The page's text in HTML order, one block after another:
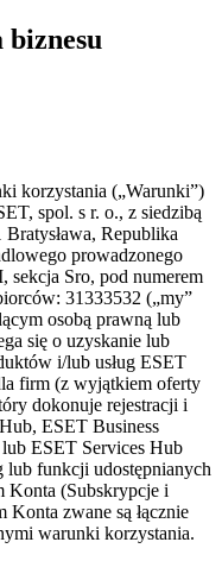
korzystania („Warunki”)
spol. s r. o., z siedzibą
Republika
prowadzonego
sekcja Sro, pod numerem
31333532 („my”
osobą prawną lub
się o uzyskanie lub
i/lub usług ESET
firm (z wyjątkiem oferty
dokonuje rejestracji i
ESET Business
ESET Services Hub
lub funkcji udostępnianych
Konta (Subskrypcje i
Konta zwane są łącznie
warunki korzystania.